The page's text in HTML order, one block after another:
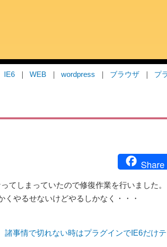
IE6 WEB wordpress ブラウザ プ
Share
ってしまっていたので修復作業を行いました。
くやるせないけどやるしかなく・・・
事情で切れない時はプラグインでIE6だけ